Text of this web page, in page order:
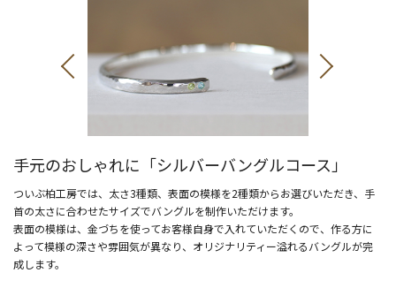
手元のおしゃれに「シルバーバングルコース」
ついぶ柏工房では、太さ3種類、表面の模様を2種類からお選びいただき、手
首の太さに合わせたサイズでバングルを制作いただけます。
表面の模様は、金づちを使ってお客様自身で入れていただくので、作る方に
よって模様の深さや雰囲気が異なり、オリジナリティー溢れるバングルが完
成します。